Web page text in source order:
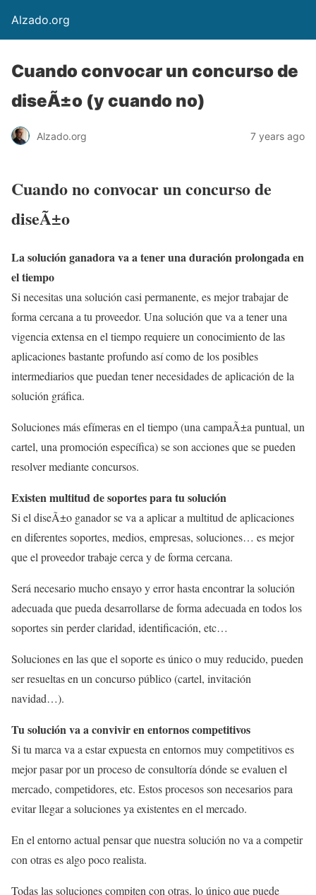
Alzado.org
Cuando convocar un concurso de
diseÃ±o (y cuando no)
Alzado.org 7 years ago
Cuando no convocar un concurso de
diseÃ±o
La solución ganadora va a tener una duración prolongada en
el tiempo
Si necesitas una solución casi permanente, es mejor trabajar de
forma cercana a tu proveedor. Una solución que va a tener una
vigencia extensa en el tiempo requiere un conocimiento de las
aplicaciones bastante profundo así como de los posibles
intermediarios que puedan tener necesidades de aplicación de la
solución gráfica.
Soluciones más efímeras en el tiempo (una campaÃ±a puntual, un
cartel, una promoción específica) se son acciones que se pueden
resolver mediante concursos.
Existen multitud de soportes para tu solución
Si el diseÃ±o ganador se va a aplicar a multitud de aplicaciones
en diferentes soportes, medios, empresas, soluciones… es mejor
que el proveedor trabaje cerca y de forma cercana.
Será necesario mucho ensayo y error hasta encontrar la solución
adecuada que pueda desarrollarse de forma adecuada en todos los
soportes sin perder claridad, identificación, etc…
Soluciones en las que el soporte es único o muy reducido, pueden
ser resueltas en un concurso público (cartel, invitación
navidad…).
Tu solución va a convivir en entornos competitivos
Si tu marca va a estar expuesta en entornos muy competitivos es
mejor pasar por un proceso de consultoría dónde se evaluen el
mercado, competidores, etc. Estos procesos son necesarios para
evitar llegar a soluciones ya existentes en el mercado.
En el entorno actual pensar que nuestra solución no va a competir
con otras es algo poco realista.
Todas las soluciones compiten con otras, lo único que puede